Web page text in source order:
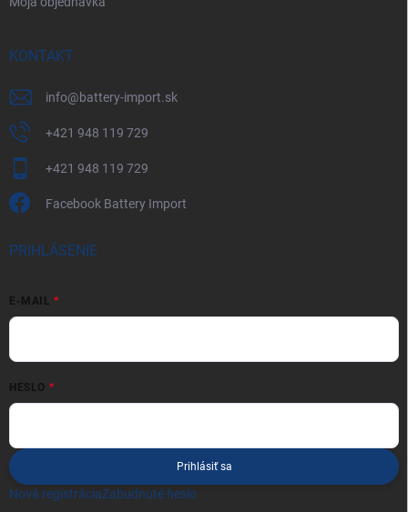
KONTAKT
info@battery-import.sk
+421 948 119 729
+421 948 119 729
Facebook Battery Import
PRIHLÁSENIE
E-MAIL
HESLO
Prihlásiť sa
Nová registráciaZabudnuté heslo